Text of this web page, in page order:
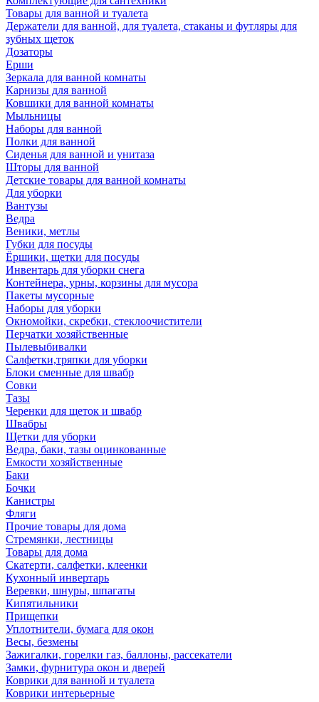
Товары для ванной и туалета
Держатели для ванной, для туалета, стаканы и футляры для
зубных щеток
Дозаторы
Ерши
Зеркала для ванной комнаты
Карнизы для ванной
Ковшики для ванной комнаты
Мыльницы
Наборы для ванной
Полки для ванной
Сиденья для ванной и унитаза
Шторы для ванной
Детские товары для ванной комнаты
Для уборки
Вантузы
Ведра
Веники, метлы
Губки для посуды
Ёршики, щетки для посуды
Инвентарь для уборки снега
Контейнера, урны, корзины для мусора
Пакеты мусорные
Наборы для уборки
Окномойки, скребки, стеклоочистители
Перчатки хозяйственные
Пылевыбивалки
Салфетки,тряпки для уборки
Блоки сменные для швабр
Совки
Тазы
Черенки для щеток и швабр
Швабры
Щетки для уборки
Ведра, баки, тазы оцинкованные
Емкости хозяйственные
Баки
Бочки
Канистры
Фляги
Прочие товары для дома
Стремянки, лестницы
Товары для дома
Скатерти, салфетки, клеенки
Кухонный инвертарь
Веревки, шнуры, шпагаты
Кипятильники
Прищепки
Уплотнители, бумага для окон
Весы, безмены
Зажигалки, горелки газ, баллоны, рассекатели
Замки, фурнитура окон и дверей
Коврики для ванной и туалета
Коврики интерьерные